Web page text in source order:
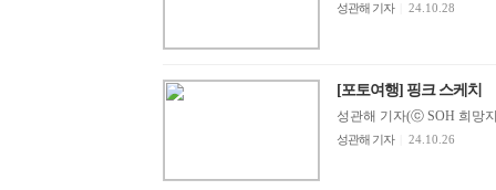
성관해 기자 24.10.28
[포토여행] 핑크 스케치
성관해 기자(ⓒ SOH 희망
성관해 기자 24.10.26